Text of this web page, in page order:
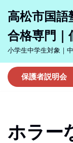
ン
テ
ン
ツ
へ
プ
高松市国語
合格専門｜
小学生中学生対象｜
保護者説明会
ホラー